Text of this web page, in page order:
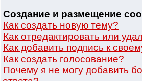
Создание и размещение
Как создать новую тему?
Как отредактировать или
Как добавить подпись к
Как создать голосование?
Почему я не могу добавить